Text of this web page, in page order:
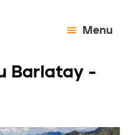
Menu
Barlatay -